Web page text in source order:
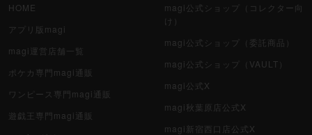
HOME
アプリ版magi
magi運営店舗一覧
ポケカ専門magi通販
ワンピース専門magi通販
遊戯王専門magi通販
magi公式ショップ（コレクター向
け）
magi公式ショップ（委託商品）
magi公式ショップ（VAULT）
magi公式X
magi秋葉原店公式X
magi新宿西口店公式X